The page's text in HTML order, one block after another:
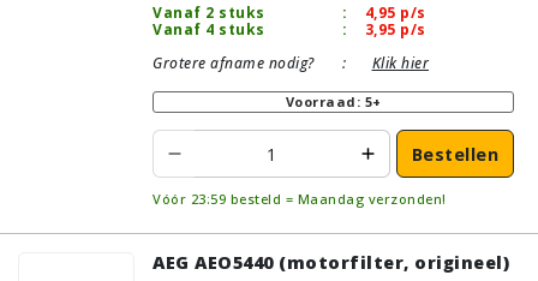
Vanaf 2 stuks : 4,95 p/s
Vanaf 4 stuks
: 3,95 p/s
Grotere afname nodig?
: Klik hier
Voorraad: 5+
Bestellen
Vóór 23:59 besteld = Maandag verzonden!
AEG AEO5440 (motorfilter, origineel)